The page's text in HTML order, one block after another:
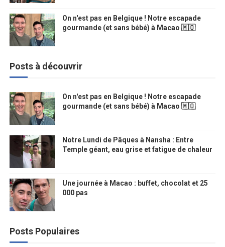
On n'est pas en Belgique ! Notre escapade
gourmande (et sans bébé) à Macao 🇲🇴
Posts à découvrir
On n'est pas en Belgique ! Notre escapade
gourmande (et sans bébé) à Macao 🇲🇴
Notre Lundi de Pâques à Nansha : Entre
Temple géant, eau grise et fatigue de chaleur
Une journée à Macao : buffet, chocolat et 25
000 pas
Posts Populaires